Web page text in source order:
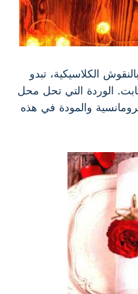
الكلاسيكية، تبدو
الوردة التي تحل محل
والمودة في هذه